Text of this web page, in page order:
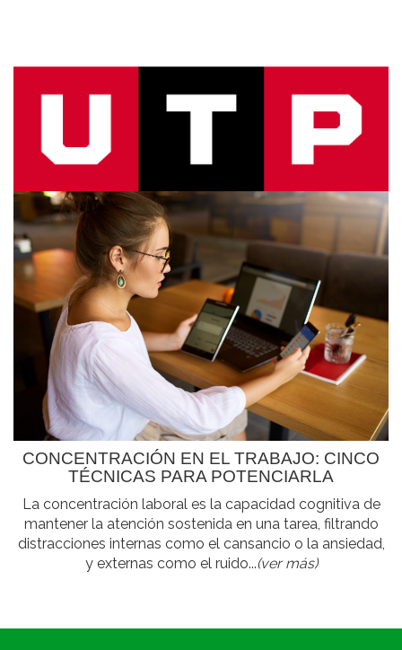
CONCENTRACIÓN EN EL TRABAJO: CINCO
TÉCNICAS PARA POTENCIARLA
La concentración laboral es la capacidad cognitiva de
mantener la atención sostenida en una tarea, filtrando
distracciones internas como el cansancio o la ansiedad,
y externas como el ruido...(ver más)